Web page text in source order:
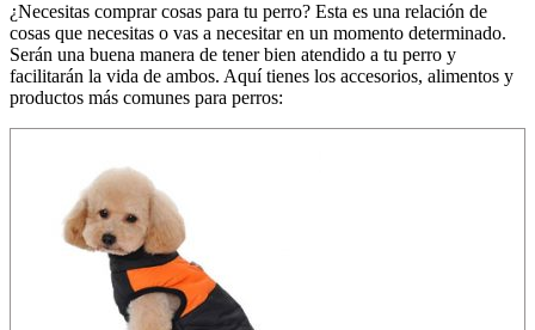
¿Necesitas comprar cosas para tu perro? Esta es una relación de
cosas que necesitas o vas a necesitar en un momento determinado.
Serán una buena manera de tener bien atendido a tu perro y
facilitarán la vida de ambos. Aquí tienes los accesorios, alimentos y
productos más comunes para perros: